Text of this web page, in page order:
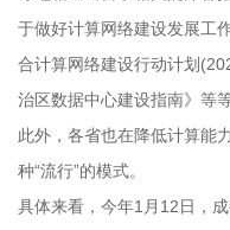
于做好计算网络建设发展工
合计算网络建设行动计划
治区数据中心建设指南》等等
此外，各省也在降低计算能
种“流行”的模式。
具体来看，今年1月12日，